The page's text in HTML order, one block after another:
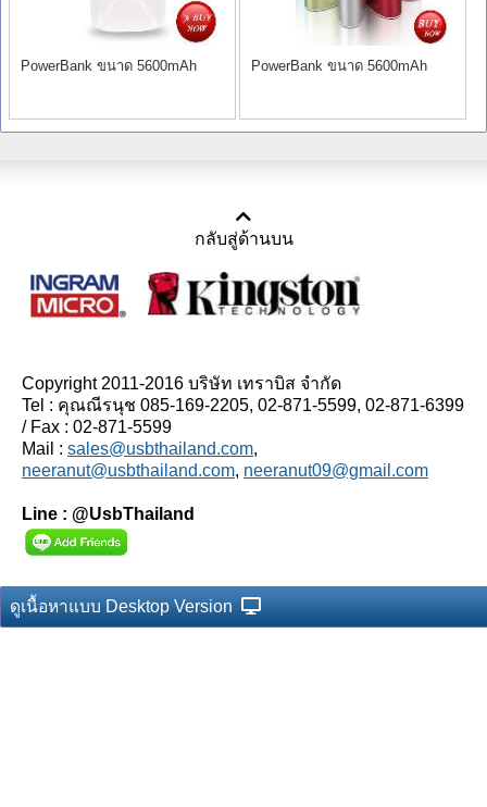
PowerBank ขนาด 5600mAh PowerBank ขนาด 5600mAh
กลับสู่ด้านบน
Copyright 2011-2016 บริษัท เทราบิส จำกัด
Tel : คุณณีรนุช 085-169-2205, 02-871-5599, 02-871-6399
/ Fax : 02-871-5599
Mail : sales@usbthailand.com,
neeranut@usbthailand.com, neeranut09@gmail.com
Line : @UsbThailand
ดูเนื้อหาแบบ Desktop Version